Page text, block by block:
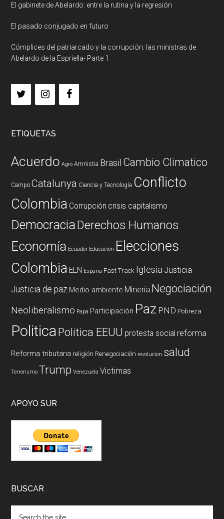
El gabinete de Abelardo: entre la rutina y la regresión
El pasado conjugado en futuro
Cómplices del patriarcado y la corrupción: las ministras de
Abelardo de la Espriella- Parte 1
ETIQUETAS
Acuerdo Agro Amnistia Brasil Cambio Climatico
Campo Catalunya Ciencia y Tecnología Conflicto
Colombia Corrupción crisis capitalismo
DemocraciaDerechos Humanos
Economía Ecuador Educación Elecciones
Colombia ELN España Fast Track Iglesia Justicia
Justicia de paz Medio ambiente Mineria Negociación
Neoliberalismo Papa Participación Paz PND Pobreza
PoliticaPolitica EEUU protesta social reforma
Reforma tributaria religión Renegociación revolucion salud
Terrorismo Trump Venezuela Victimas
APOYO SUR
BUSCAR